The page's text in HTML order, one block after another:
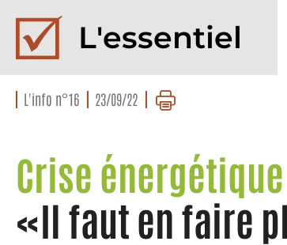
L'essentiel
L'info n°16 23/09/22
Crise énergétique
«Il faut en faire